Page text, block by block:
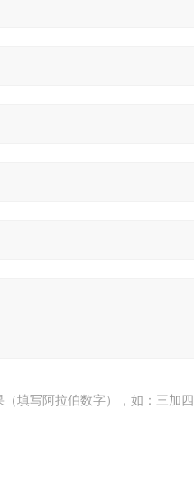
（填写阿拉伯数字），如：三加